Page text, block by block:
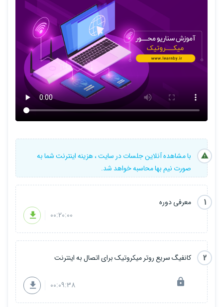
با مشاهده آنلاین جلسات در سایت ، هزینه اینترنت شما به
صورت نیم بها محاسبه خواهد شد.
1
معرفی دوره
00:20:00
2 کانفیگ سریع روتر میکروتیک برای اتصال به اینترنت
00:09:38